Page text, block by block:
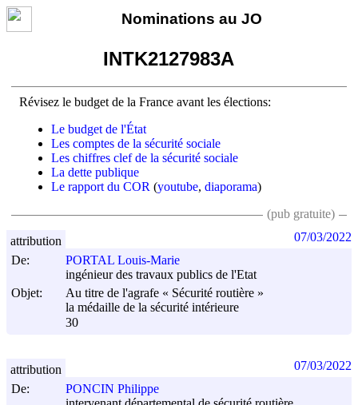
Nominations au JO
INTK2127983A
Révisez le budget de la France avant les élections:
Le budget de l'État
Les comptes de la sécurité sociale
Les chiffres clef de la sécurité sociale
La dette publique
Le rapport du COR (youtube, diaporama)
(pub gratuite)
De:
PORTAL Louis-Marie
ingénieur des travaux publics de l'Etat
Objet:
Au titre de l'agrafe « Sécurité routière »
la médaille de la sécurité intérieure
30
attribution 07/03/2022
De:
PONCIN Philippe
attribution 07/03/2022